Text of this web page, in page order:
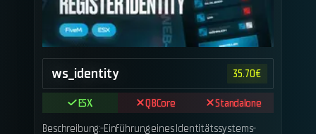
ws_identity 35.70€
ESX QBCore
Standalone
Beschreibung:-Einführung eines Identitätssystems-